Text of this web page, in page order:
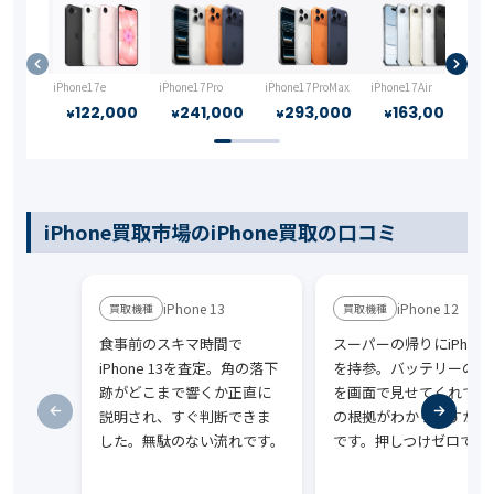
iPhone17e
¥122,000
iPhone17Pro
¥241,000
iPhone17ProMax
¥293,000
iPhone17Air
¥163,000
iPhone買取市場のiPhone買取の口コミ
iPhone 13
食事前のスキマ時間で
iPhone 13を査定。角の落下
跡がどこまで響くか正直に
説明され、すぐ判断できま
した。無駄のない流れです。
iPhone 12
スーパーの帰りに
を持参。バッテリーの
を画面で見せてくれて、
の根拠がわかりやすか
です。押しつけゼロで安